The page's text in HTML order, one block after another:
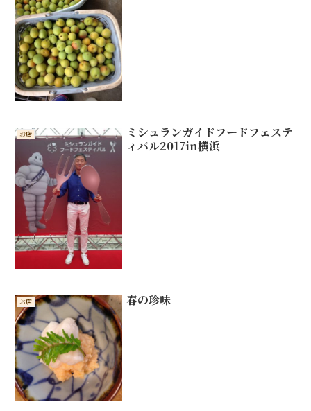
お店
ミシュランガイドフードフェステ
ィバル2017in横浜
お店 春の珍味